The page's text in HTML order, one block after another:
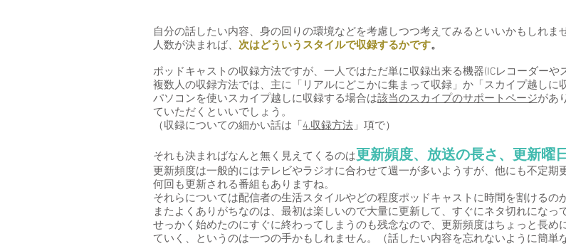
自分の話したい内容、身の回りの環境などを考慮しつつ考えてみるといいかもしれませ
人数が決まれば、 次はどういうスタイルで収録するかです。
ポッドキャストの収録方法ですが、一人ではただ単に収録出来る機器(ICレコーダー
複数人の収録方法では、主に「リアルにどこかに集まって収録」か「スカイプ越しに
パソコンを使いスカイプ越しに収録する場合は該当のスカイプのサポートページがあ
ていただくといいでしょう。
（収録についての細かい話は「 4.収録方法」項で）
それも決まればなんと無く見えてくるのは更新頻度、放送の長さ、更新曜日
更新頻度は一般的にはテレビやラジオに合わせて週一が多いようすが、他にも不定
何回も更新される番組もありますね。
それらについては配信者の生活スタイルやどの程度ポッドキャストに時間を割けるの
またよくありがちなのは、最初は楽しいので大量に更新して、すぐにネタ切れになっ
せっかく始めたのにすぐに終わってしまうのも残念なので、更新頻度はちょっと長
ていく、というのは一つの手かもしれません。（話したい内容を忘れないように簡単